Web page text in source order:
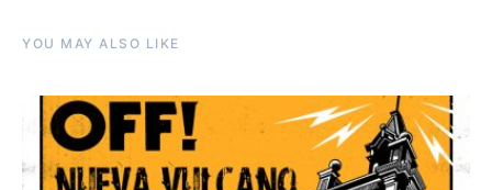
YOU MAY ALSO LIKE